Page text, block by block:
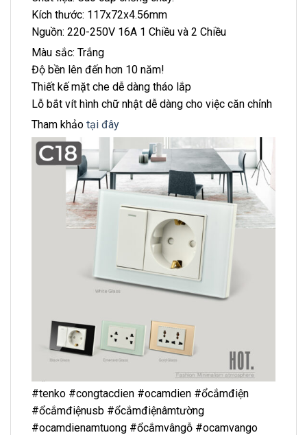
Kích thước: 117x72x4.56mm
Nguồn: 220-250V 16A 1 Chiều và 2 Chiều
Màu sắc: Trắng
Độ bền lên đến hơn 10 năm!
Thiết kế mặt che dễ dàng tháo lắp
Lỗ bắt vít hình chữ nhật dễ dàng cho việc căn chỉnh
Tham khảo tại đây
#tenko #congtacdien #ocamdien #ổcắmđiện
#ổcắmđiệnusb #ổcắmđiệnâmtường
#ocamdienamtuong #ổcắmvângỗ #ocamvango